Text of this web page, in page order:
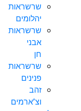
שרשראות
יהלומים
שרשראות
אבני
חן
שרשראות
פנינים
זהב
וצ’ארמים